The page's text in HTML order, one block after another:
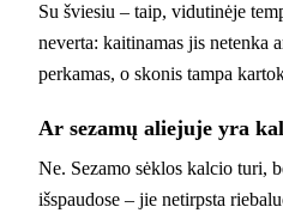
Su šviesiu – taip, vidutinėje
neverta: kaitinamas jis netenka
perkamas, o skonis tampa
Ar sezamų aliejuje yra
Ne. Sezamo sėklos kalcio turi,
išspaudose – jie netirpsta